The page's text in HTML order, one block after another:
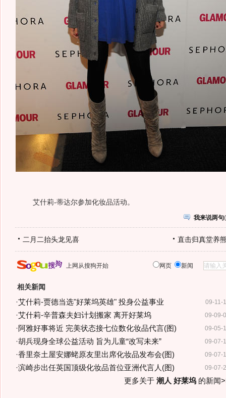
艾什莉-蒂达尔参加化妆品活动。
我来说两句(
二月二抬头龙见喜 直击归真堂养
上网从搜狗开始 网页 新闻
相关新闻
09-11-
·艾什莉-贾德当选"好莱坞英雄" 投身公益事业
09-09-
·艾什莉-辛普森夫妇计划搬家 离开好莱坞
09-05-
·阿雅好事将近 完美状态接七位数化妆品代言(图)
09-07-
·胡兵现身全球公益活动 旨为儿童“改写未来”
09-07-
·香里奈土屋安娜蛯原友里出席化妆品发布会(图)
09-07-
·滨崎步出任英国顶级化妆品首位亚洲代言人(图)
更多关于 潮人 好莱坞的新闻